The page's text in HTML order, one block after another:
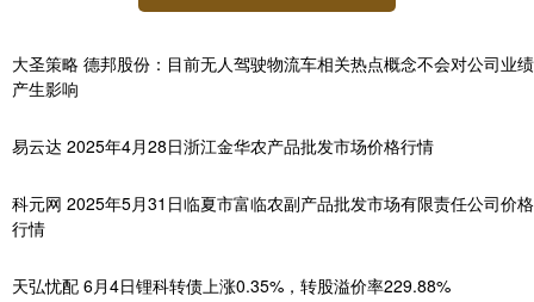
大圣策略 德邦股份：目前无人驾驶物流车相关热点概念不会对公司业绩
产生影响
易云达 2025年4月28日浙江金华农产品批发市场价格行情
科元网 2025年5月31日临夏市富临农副产品批发市场有限责任公司价格
行情
天弘忧配 6月4日锂科转债上涨0.35%，转股溢价率229.88%